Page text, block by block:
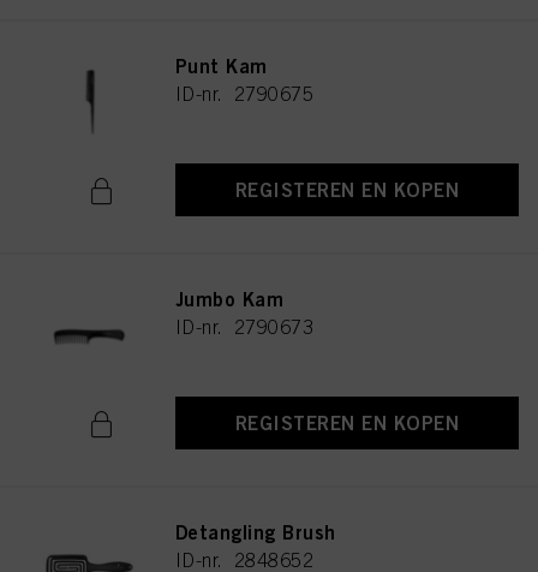
Punt Kam
ID-nr. 2790675
REGISTEREN EN KOPEN
Jumbo Kam
ID-nr. 2790673
REGISTEREN EN KOPEN
Detangling Brush
ID-nr. 2848652